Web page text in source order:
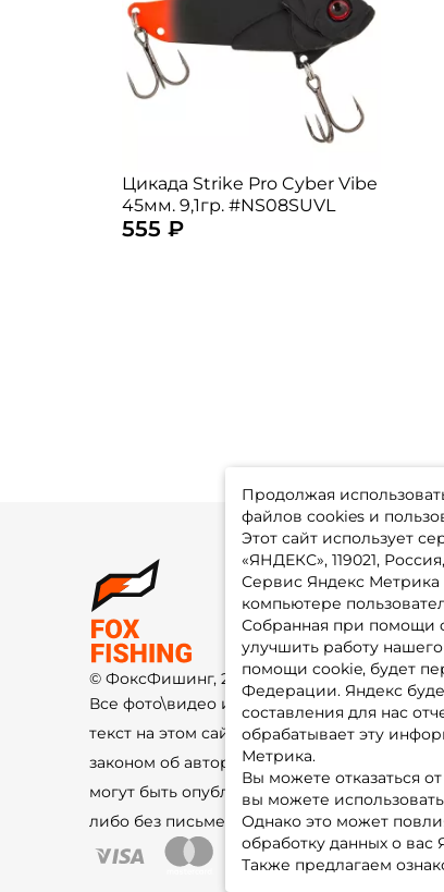
Цикада Strike Pro Cyber Vibe
45мм. 9,1гр. #NS08SUVL
555 ₽
Продолжая
файлов cookies и
Этот сайт использует
«ЯНДЕКС», 119021,
Сервис Яндекс Метрика
компьютере
Собранная при помощи
улучшить работу
помощи cookie, будет
Федерации. Яндекс
составления для нас
обрабатывает эту
Метрика.
Вы можете отказаться
вы можете
Однако это может
обработку данных о
Также предлагаем
© ФоксФишинг, 2009-2026
Все фото\видео изображения и
текст на этом сайте защищены
законом об авторском праве и не
могут быть опубликованы ещё где-
либо без письменного разрешения.